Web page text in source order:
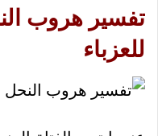
تفسير هروب
للعزباء